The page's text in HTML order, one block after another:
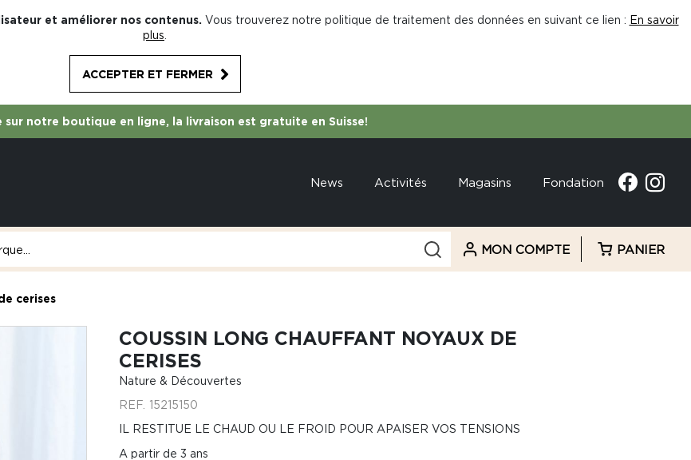
et améliorer nos contenus. Vous trouverez notre politique de traitement des données en suivant ce lien : En savoir
plus
ACCEPTER ET FERMER
sur notre boutique en ligne, la livraison est gratuite en Suisse!
News Activités Magasins Fondation
MON COMPTE PANIER
cerises
COUSSIN LONG CHAUFFANT NOYAUX DE
CERISES
Nature & Découvertes
REF. 15215150
IL RESTITUE LE CHAUD OU LE FROID POUR APAISER VOS TENSIONS
A partir de 3 ans